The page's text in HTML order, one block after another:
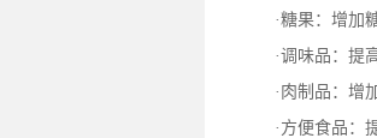
·糖果：增加
·调味品：提
·肉制品：增
·方便食品：